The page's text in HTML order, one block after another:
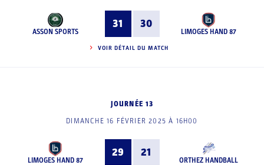
ASSON SPORTS
31 30
LIMOGES HAND 87
VOIR DÉTAIL DU MATCH
JOURNÉE 13
DIMANCHE 16 FÉVRIER 2025 À 16H00
LIMOGES HAND 87
29 21
ORTHEZ HANDBALL